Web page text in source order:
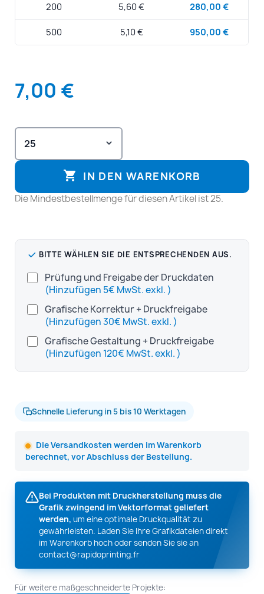
200 5,60 € 280,00 €
500 5,10 € 950,00 €
7,00 €
 IN DEN WARENKORB
Die Mindestbestellmenge für diesen Artikel ist 25.
BITTE WÄHLEN SIE DIE ENTSPRECHENDEN AUS.
Prüfung und Freigabe der Druckdaten
(Hinzufügen 5€ MwSt. exkl. )
Grafische Korrektur + Druckfreigabe
(Hinzufügen 30€ MwSt. exkl. )
Grafische Gestaltung + Druckfreigabe
(Hinzufügen 120€ MwSt. exkl. )
Schnelle Lieferung in 5 bis 10 Werktagen
Die Versandkosten werden im Warenkorb
berechnet, vor Abschluss der Bestellung.
Bei Produkten mit Druckherstellung muss die
Grafik zwingend im Vektorformat geliefert
werden, um eine optimale Druckqualität zu
gewährleisten. Laden Sie Ihre Grafikdateien direkt
im Warenkorb hoch oder senden Sie sie an
contact@rapidoprinting.fr
Für weitere maßgeschneiderte Projekte: